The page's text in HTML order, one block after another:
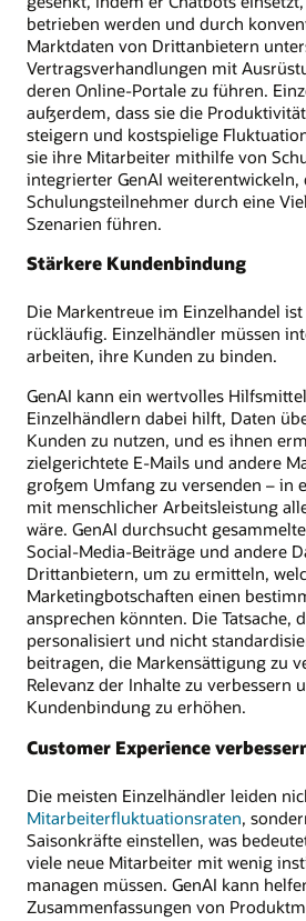
betrieben werden und durch
Marktdaten von Drittanbietern
Vertragsverhandlungen mit
deren Online-Portale zu führen.
außerdem, dass sie die
steigern und kostspielige
sie ihre Mitarbeiter mithilfe von
integrierter GenAI weiterentwickeln,
Schulungsteilnehmer durch eine
Szenarien führen.
Stärkere Kundenbindung
Die Markentreue im Einzelhandel
rückläufig. Einzelhändler müssen
arbeiten, ihre Kunden zu binden.
GenAI kann ein wertvolles
Einzelhändlern dabei hilft, Daten
Kunden zu nutzen, und es ihnen
zielgerichtete E-Mails und andere
großem Umfang zu versenden – in
mit menschlicher Arbeitsleistung
wäre. GenAI durchsucht
Social-Media-Beiträge und andere
Drittanbietern, um zu ermitteln,
Marketingbotschaften einen
ansprechen könnten. Die Tatsache,
personalisiert und nicht
beitragen, die Markensättigung zu
Relevanz der Inhalte zu verbessern
Kundenbindung zu erhöhen.
Customer Experience
Die meisten Einzelhändler leiden
Mitarbeiterfluktuationsraten,
Saisonkräfte einstellen, was
viele neue Mitarbeiter mit wenig
managen müssen. GenAI kann
Zusammenfassungen von